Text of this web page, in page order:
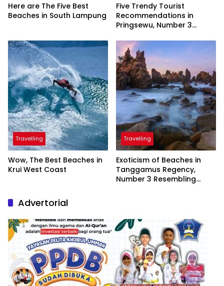
Here are The Five Best
Beaches in South Lampung
Five Trendy Tourist
Recommendations in
Pringsewu, Number 3
President
Travelling
Wow, The Best Beaches in
Krui West Coast
Travelling
Exoticism of Beaches in
Tanggamus Regency,
Number 3 Resembling
Advertorial